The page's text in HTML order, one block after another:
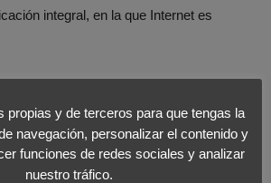
integral, en la que Internet es
o servicio de forma aislada deja de ser
la empresa para orientarse más a
a largo plazo del cliente, es el denominado
ofocus costumer.
propias y de terceros para que tengas la
navegación, personalizar el contenido y
funciones de redes sociales y analizar
nuestro tráfico.